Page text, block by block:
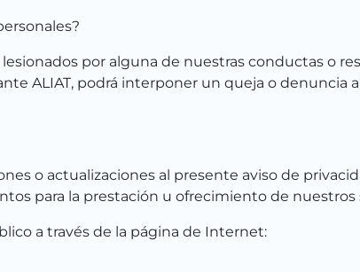
por alguna de nuestras conductas o
ALIAT, podrá interponer un queja o denuncia al
o actualizaciones al presente aviso de
para la prestación u ofrecimiento de nuestros
a través de la página de Internet: